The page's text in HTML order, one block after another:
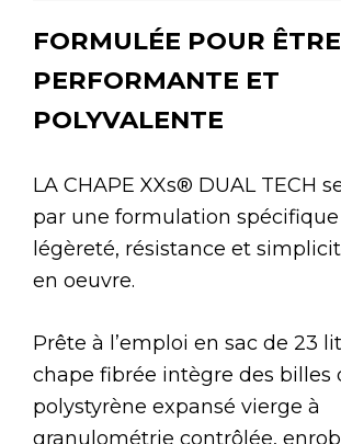
FORMULÉE POUR ÊTRE
PERFORMANTE ET
POLYVALENTE
LA CHAPE XXs® DUAL TECH
par une formulation
légèreté, résistance et
en oeuvre.
Prête à l’emploi en sac de 23
chape fibrée intègre des billes
polystyrène expansé vierge à
granulométrie contrôlée,